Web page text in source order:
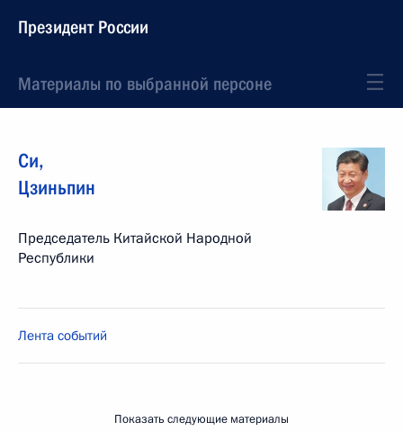
Президент России
Материалы по выбранной персоне
Си,
Цзиньпин
Председатель Китайской Народной
Республики
Лента событий
Показать следующие материалы